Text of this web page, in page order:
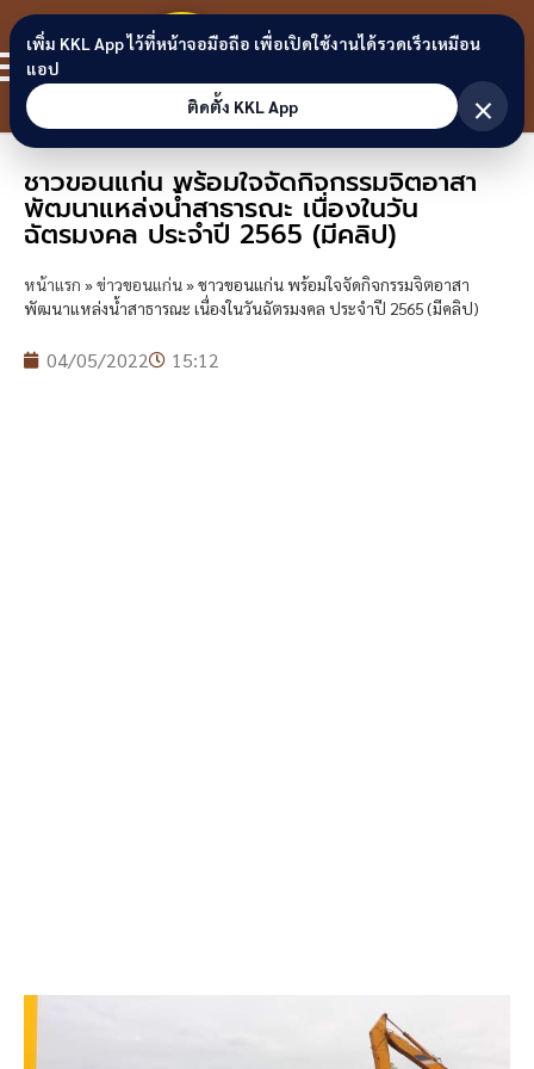
Skip to content
ขอนแก่น
ลิงก์
ชาวขอนแก่น พร้อมใจจัดกิจกรรมจิตอาสา
พัฒนาแหล่งน้ำสาธารณะ เนื่องในวัน
ฉัตรมงคล ประจำปี 2565 (มีคลิป)
หน้าแรก »ข่าวขอนแก่น»ชาวขอนแก่น พร้อมใจจัดกิจกรรมจิตอาสา
พัฒนาแหล่งน้ำสาธารณะ เนื่องในวันฉัตรมงคล ประจำปี 2565 (มีคลิป)
04/05/2022 15:12
เพิ่ม KKL App ไว้ที่หน้าจอมือถือ เพื่อเปิดใช้งานได้รวดเร็วเหมือน
แอป
ติดตั้ง KKL App
×